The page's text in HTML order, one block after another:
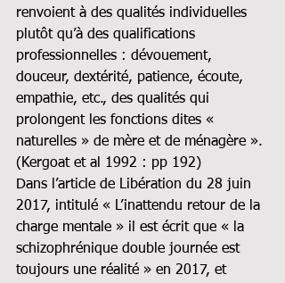
renvoient à des qualités individuelles
plutôt qu’à des qualifications
professionnelles : dévouement,
douceur, dextérité, patience, écoute,
empathie, etc., des qualités qui
prolongent les fonctions dites «
naturelles » de mère et de ménagère ».
(Kergoat et al 1992 : pp 192)
Dans l’article de Libération du 28 juin
2017, intitulé « L’inattendu retour de la
charge mentale » il est écrit que « la
schizophrénique double journée est
toujours une réalité » en 2017, et